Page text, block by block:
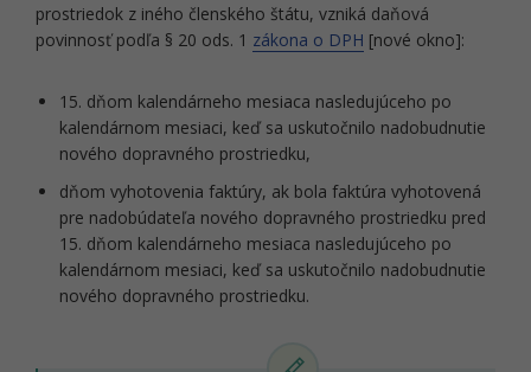
prostriedok z iného členského štátu, vzniká daňová
povinnosť podľa § 20 ods. 1 zákona o DPH [nové okno]:
15. dňom kalendárneho mesiaca nasledujúceho po
kalendárnom mesiaci, keď sa uskutočnilo nadobudnutie
nového dopravného prostriedku,
dňom vyhotovenia faktúry, ak bola faktúra vyhotovená
pre nadobúdateľa nového dopravného prostriedku pred
15. dňom kalendárneho mesiaca nasledujúceho po
kalendárnom mesiaci, keď sa uskutočnilo nadobudnutie
nového dopravného prostriedku.